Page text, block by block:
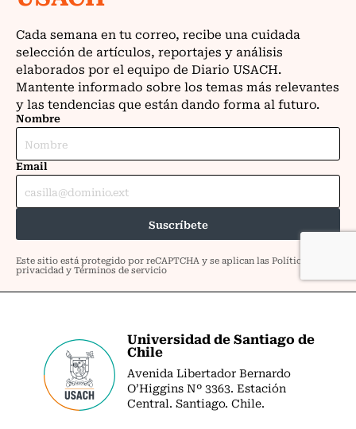
Universidad de Santiago de
Chile
Avenida Libertador Bernardo
O’Higgins Nº 3363. Estación
Central. Santiago. Chile.